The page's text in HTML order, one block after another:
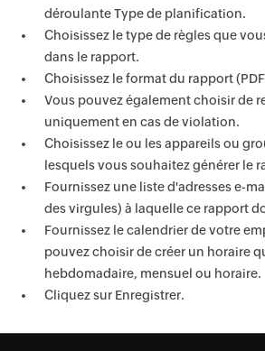
déroulante Type de planification.
Choisissez le type de règles que
dans le rapport.
Choisissez le format du rapport
Vous pouvez également choisir de
uniquement en cas de violation.
Choisissez le ou les appareils ou
lesquels vous souhaitez générer le
Fournissez une liste d'adresses e-
des virgules) à laquelle ce rapport
Fournissez le calendrier de votre
pouvez choisir de créer un horaire
hebdomadaire, mensuel ou horaire.
Cliquez sur Enregistrer.